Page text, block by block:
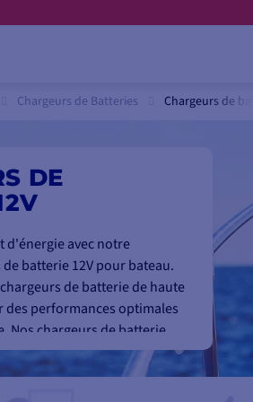
Chargeurs de Batteries Chargeurs de
DE
d'énergie avec notre
batterie 12V pour bateau.
de batterie de haute
performances optimales
Nos chargeurs de batterie
aux besoins de tous
des petits bateaux aux
des dernières